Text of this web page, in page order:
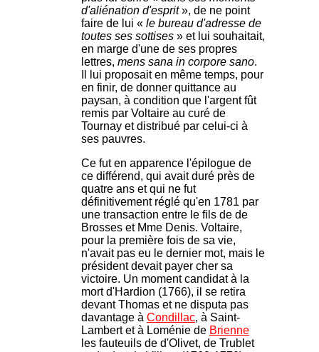
d'aliénation d'esprit», de ne point
faire de lui « le bureau d'adresse de
toutes ses sottises » et lui souhaitait,
en marge d'une de ses propres
lettres, mens sana in corpore sano.
Il lui proposait en même temps, pour
en finir, de donner quittance au
paysan, à condition que l'argent fût
remis par Voltaire au curé de
Tournay et distribué par celui-ci à
ses pauvres.
Ce fut en apparence l'épilogue de
ce différend, qui avait duré près de
quatre ans et qui ne fut
définitivement réglé qu'en 1781 par
une transaction entre le fils de de
Brosses et Mme Denis. Voltaire,
pour la première fois de sa vie,
n'avait pas eu le dernier mot, mais le
président devait payer cher sa
victoire. Un moment candidat à la
mort d'Hardion (1766), il se retira
devant Thomas et ne disputa pas
davantage à Condillac, à Saint-
Lambert et à Loménie de Brienne
les fauteuils de d'Olivet, de Trublet